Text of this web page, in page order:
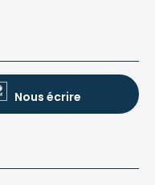
Nous écrire